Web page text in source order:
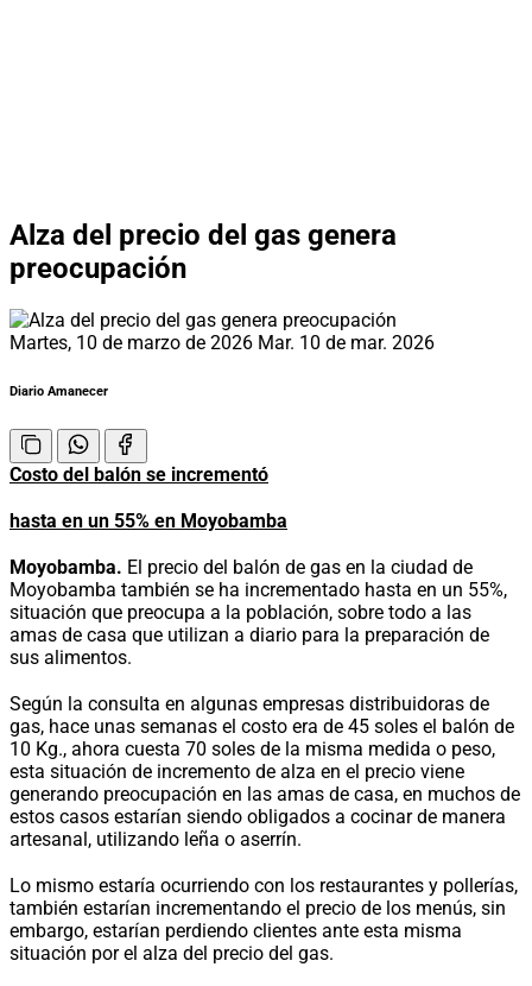
Alza del precio del gas genera
preocupación
Martes, 10 de marzo de 2026 Mar. 10 de mar. 2026
Diario Amanecer
Costo del balón se incrementó
hasta en un 55% en Moyobamba
Moyobamba. El precio del balón de gas en la ciudad de
Moyobamba también se ha incrementado hasta en un 55%,
situación que preocupa a la población, sobre todo a las
amas de casa que utilizan a diario para la preparación de
sus alimentos.
Según la consulta en algunas empresas distribuidoras de
gas, hace unas semanas el costo era de 45 soles el balón de
10 Kg., ahora cuesta 70 soles de la misma medida o peso,
esta situación de incremento de alza en el precio viene
generando preocupación en las amas de casa, en muchos de
estos casos estarían siendo obligados a cocinar de manera
artesanal, utilizando leña o aserrín.
Lo mismo estaría ocurriendo con los restaurantes y pollerías,
también estarían incrementando el precio de los menús, sin
embargo, estarían perdiendo clientes ante esta misma
situación por el alza del precio del gas.